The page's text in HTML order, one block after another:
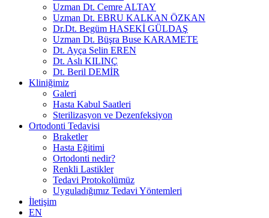
Uzman Dt. Cemre ALTAY
Uzman Dt. EBRU KALKAN ÖZKAN
Dr.Dt. Begüm HASEKİ GÜLDAŞ
Uzman Dt. Büşra Buse KARAMETE
Dt. Ayça Selin EREN
Dt. Aslı KILINÇ
Dt. Beril DEMİR
Kliniğimiz
Galeri
Hasta Kabul Saatleri
Sterilizasyon ve Dezenfeksiyon
Ortodonti Tedavisi
Braketler
Hasta Eğitimi
Ortodonti nedir?
Renkli Lastikler
Tedavi Protokolümüz
Uyguladığımız Tedavi Yöntemleri
İletişim
EN